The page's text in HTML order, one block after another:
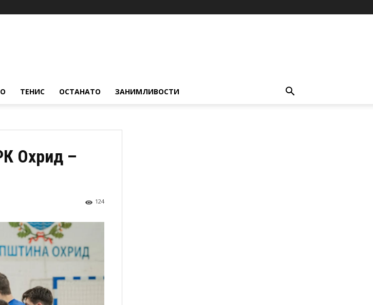
ТЕНИС ОСТАНАТО ЗАНИМЛИВОСТИ
Охрид –
124